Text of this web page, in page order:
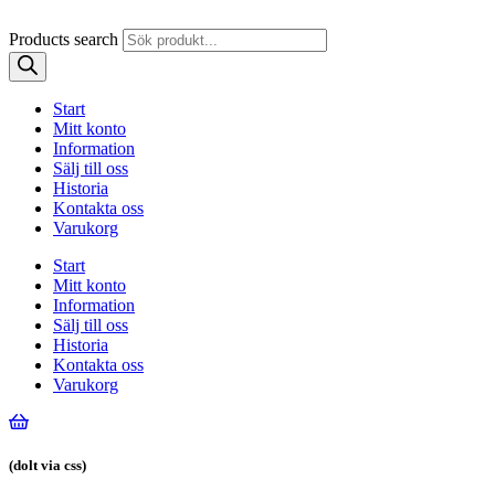
Products search
Start
Mitt konto
Information
Sälj till oss
Historia
Kontakta oss
Varukorg
Start
Mitt konto
Information
Sälj till oss
Historia
Kontakta oss
Varukorg
(dolt via css)